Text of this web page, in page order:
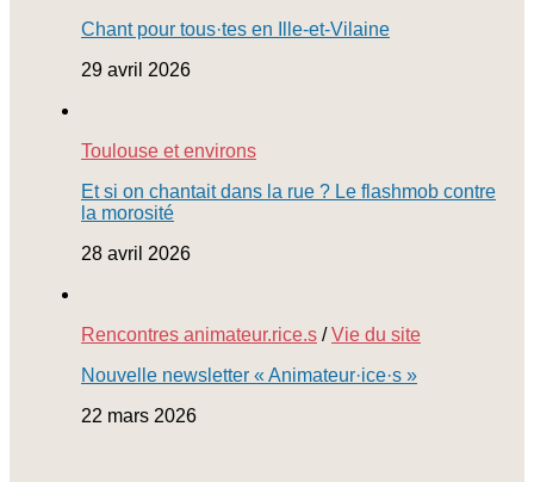
Chant pour tous·tes en Ille-et-Vilaine
29 avril 2026
Toulouse et environs
Et si on chantait dans la rue ? Le flashmob contre
la morosité
28 avril 2026
Rencontres animateur.rice.s /Vie du site
Nouvelle newsletter « Animateur·ice·s »
22 mars 2026